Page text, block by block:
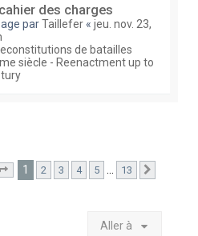
des charges
parTaillefer « jeu. nov. 23,
de batailles
siècle - Reenactment up to
Page sur13
1 2 3 4 5 … 13
Aller à